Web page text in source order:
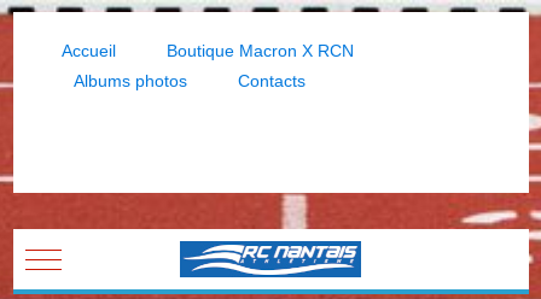
Accueil
Boutique Macron X RCN
Albums photos
Contacts
Mobile Menu Toggle